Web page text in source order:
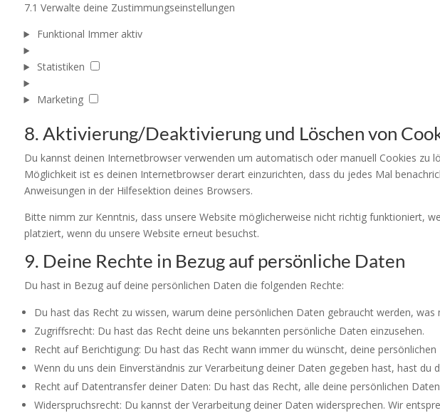
7.1 Verwalte deine Zustimmungseinstellungen
Funktional Immer aktiv
Statistiken
Marketing
8. Aktivierung/Deaktivierung und Löschen von
Du kannst deinen Internetbrowser verwenden um automatisch oder manuell Cookies zu
Möglichkeit ist es deinen Internetbrowser derart einzurichten, dass du jedes Mal
Anweisungen in der Hilfesektion deines Browsers.
Bitte nimm zur Kenntnis, dass unsere Website möglicherweise nicht richtig funktioniert,
platziert, wenn du unsere Website erneut besuchst.
9. Deine Rechte in Bezug auf persönliche Daten
Du hast in Bezug auf deine persönlichen Daten die folgenden Rechte:
Du hast das Recht zu wissen, warum deine persönlichen Daten gebraucht werden,
Zugriffsrecht: Du hast das Recht deine uns bekannten persönliche Daten einzusehen.
Recht auf Berichtigung: Du hast das Recht wann immer du wünscht, deine
Wenn du uns dein Einverständnis zur Verarbeitung deiner Daten gegeben hast, hast
Recht auf Datentransfer deiner Daten: Du hast das Recht, alle deine persönlichen
Widerspruchsrecht: Du kannst der Verarbeitung deiner Daten widersprechen. Wir